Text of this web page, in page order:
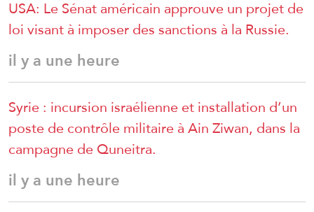
USA: Le Sénat américain approuve un projet de
loi visant à imposer des sanctions à la Russie.
il y a une heure
Syrie : incursion israélienne et installation d’un
poste de contrôle militaire à Ain Ziwan, dans la
campagne de Quneitra.
il y a une heure